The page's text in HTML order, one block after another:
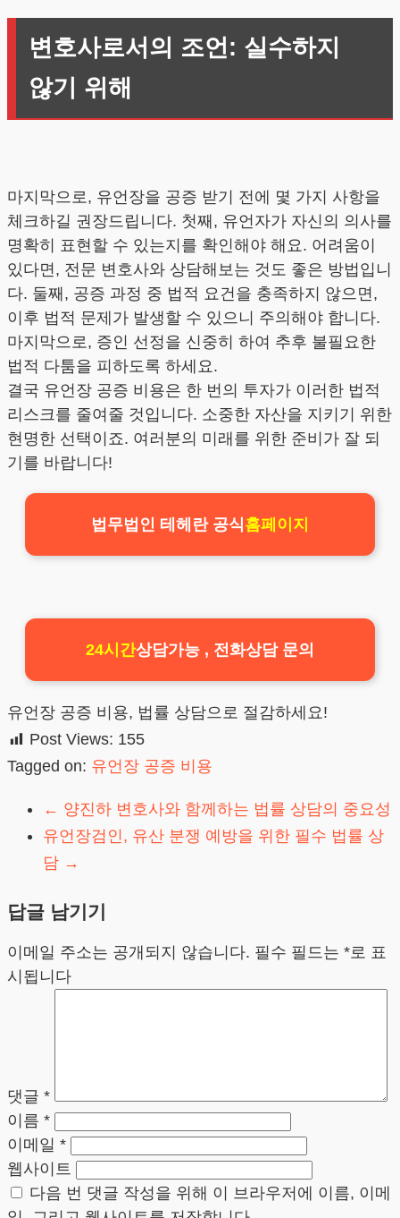
변호사로서의 조언: 실수하지
않기 위해
마지막으로, 유언장을 공증 받기 전에 몇 가지 사항을
체크하길 권장드립니다. 첫째, 유언자가 자신의 의사를
명확히 표현할 수 있는지를 확인해야 해요. 어려움이
있다면, 전문 변호사와 상담해보는 것도 좋은 방법입니
다. 둘째, 공증 과정 중 법적 요건을 충족하지 않으면,
이후 법적 문제가 발생할 수 있으니 주의해야 합니다.
마지막으로, 증인 선정을 신중히 하여 추후 불필요한
법적 다툼을 피하도록 하세요.
결국 유언장 공증 비용은 한 번의 투자가 이러한 법적
리스크를 줄여줄 것입니다. 소중한 자산을 지키기 위한
현명한 선택이죠. 여러분의 미래를 위한 준비가 잘 되
기를 바랍니다!
법무법인 테헤란 공식홈페이지
24시간상담가능 , 전화상담 문의
유언장 공증 비용, 법률 상담으로 절감하세요!
Post Views: 155
Tagged on: 유언장 공증 비용
← 양진하 변호사와 함께하는 법률 상담의 중요성
유언장검인, 유산 분쟁 예방을 위한 필수 법률 상
담 →
답글 남기기
이메일 주소는 공개되지 않습니다. 필수 필드는 *로 표
시됩니다
댓글 *
이름 *
이메일 *
웹사이트
다음 번 댓글 작성을 위해 이 브라우저에 이름, 이메